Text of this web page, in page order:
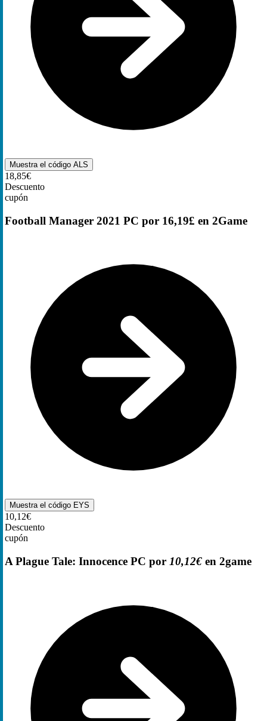
Muestra el código ALS
18,85€
Descuento
cupón
Football Manager 2021 PC por 16,19£ en 2Game
Muestra el código EYS
10,12€
Descuento
cupón
A Plague Tale: Innocence PC por 10,12€ en 2game